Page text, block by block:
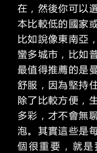
在，然後你可以
本比較低的國家
比如說像東南亞
蠻多城市，比如
最值得推薦的是
舒服，因為堅持
除了比較方便，
多彩，才不會無
泡。其實這些是
個很重要，就